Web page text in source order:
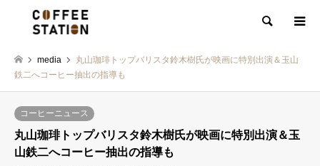
検索
media
丸山珈琲トップバリスタ鈴木樹氏が映画に特別出演＆玉山
鉄二へコーヒー抽出の指導も
コーヒーニュース
丸山珈琲トップバリスタ鈴木樹氏が映画に特別出演＆玉
山鉄二へコーヒー抽出の指導も